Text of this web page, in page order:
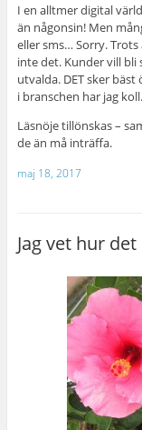
I en alltmer digital
än någonsin! Men
eller sms… Sorry.
inte det. Kunder vill bli
utvalda. DET sker bäst
i branschen har jag
Läsnöje tillönskas –
de än må inträffa.
maj 18, 2017
Jag vet hur